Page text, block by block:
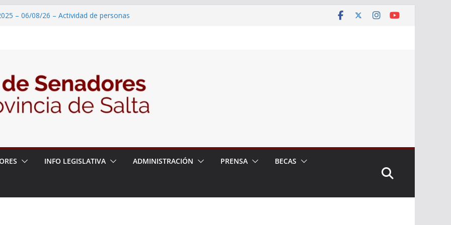
– 06/08/26 – Actividad de personas
seguridad, movil policial para la
el Quebrachal
– 06/08/26 – Carta Municipal de
– 06/08/26 – Obra de Perforación
INFO LEGISLATIVA ADMINISTRACIÓN PRENSA BECAS